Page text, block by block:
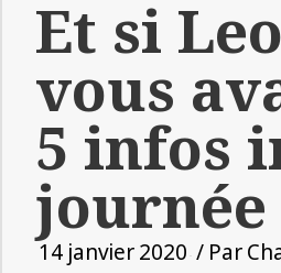
Et si
vous
5 infos
journée
14 janvier 2020 / Par